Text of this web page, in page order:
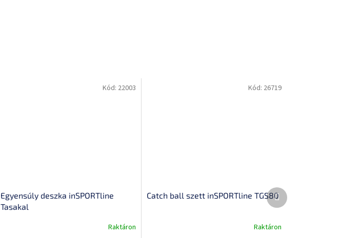
Egyensúly deszka inSPORTline
Tasakal
Raktáron
Kód: 22003
Catch ball szett inSPORTline TGS80
Raktáron
Kód: 26719
Következő
termék